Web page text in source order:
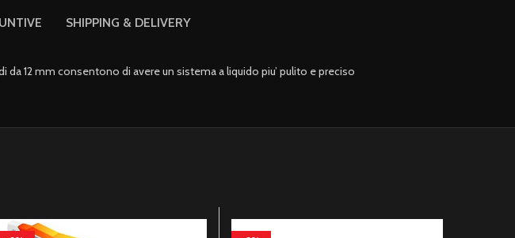
SHIPPING & DELIVERY
da 12 mm consentono di avere un sistema a liquido piu’ pulito e preciso